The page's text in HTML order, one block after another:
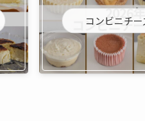
コンビニチ